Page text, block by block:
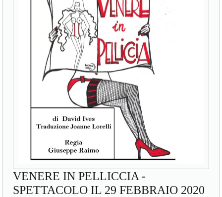
VENERE IN PELLICCIA -
SPETTACOLO IL 29 FEBBRAIO 2020